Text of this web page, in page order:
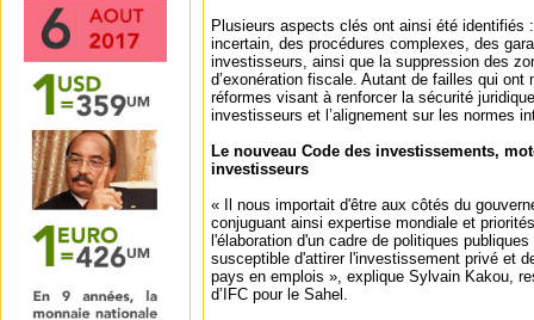
Plusieurs aspects clés ont ainsi été identifiés
incertain, des procédures complexes, des
investisseurs, ainsi que la suppression des
d’exonération fiscale. Autant de failles qui
réformes visant à renforcer la sécurité
investisseurs et l’alignement sur les normes
Le nouveau Code des investissements,
investisseurs
« Il nous importait d'être aux côtés du
conjuguant ainsi expertise mondiale et
l'élaboration d'un cadre de politiques
susceptible d'attirer l'investissement privé et
pays en emplois », explique Sylvain Kakou,
d’IFC pour le Sahel.